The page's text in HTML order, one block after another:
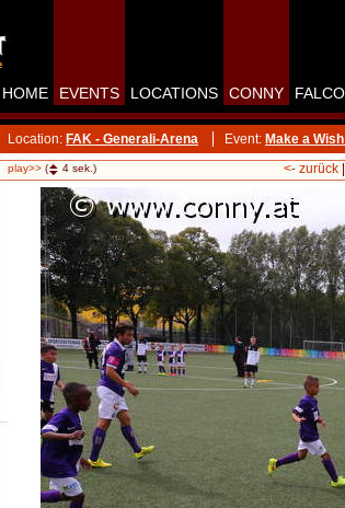
HOME EVENTS LOCATIONS CONNY FALCO
Location: FAK - Generali-Arena Event: Make a
play>> ( 4 sek.) <- zurück|